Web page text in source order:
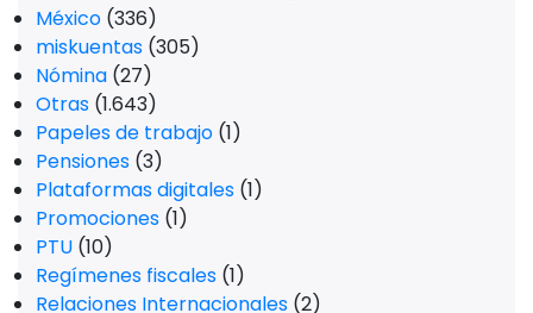
México (336)
miskuentas (305)
Nómina (27)
Otras (1.643)
Papeles de trabajo (1)
Pensiones (3)
Plataformas digitales (1)
Promociones (1)
PTU (10)
Regímenes fiscales (1)
Relaciones Internacionales (2)